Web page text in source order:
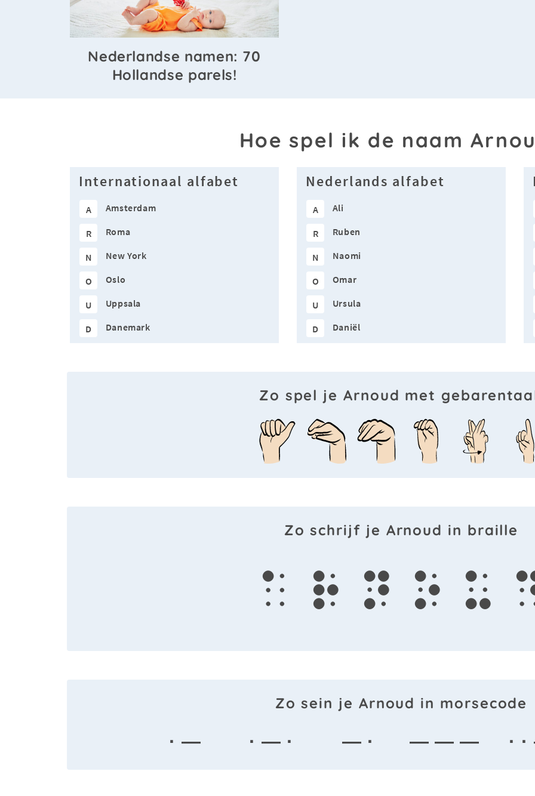
Nederlandse namen: 70
Hollandse parels!
Hoe spel ik de naam
Internationaal alfabet
A Amsterdam
R Roma
N New York
O Oslo
U Uppsala
D Danemark
Nederlands alfabet
A Ali
R Ruben
N Naomi
O Omar
U Ursula
D Daniël
Zo spel je Arnoud met
Zo schrijf je Arnoud in braille
a r n o u
Zo sein je Arnoud in morsecode
· — · — · — · — — — ·